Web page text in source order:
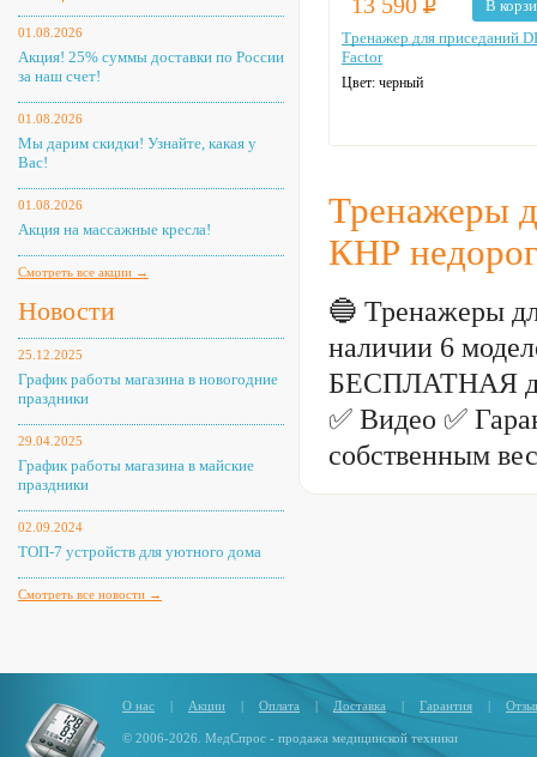
01.08.2026
Акция! 25% суммы доставки по России
за наш счет!
01.08.2026
Мы дарим скидки! Узнайте, какая у
Вас!
01.08.2026
Акция на массажные кресла!
Смотреть все акции →
Новости
25.12.2025
График работы магазина в новогодние
праздники
29.04.2025
График работы магазина в майские
праздники
02.09.2024
ТОП-7 устройств для уютного дома
Смотреть все новости →
В
Тренажер для приседаний
Factor
Цвет: черный
Тренажеры
КНР
🔵 Тренажеры
наличии 6
БЕСПЛАТНАЯ
✅ Видео ✅
собственным
О нас | Акции | Оплата | Доставка | Гарантия |
© 2006-2026. МедСпрос - продажа медицинской техники